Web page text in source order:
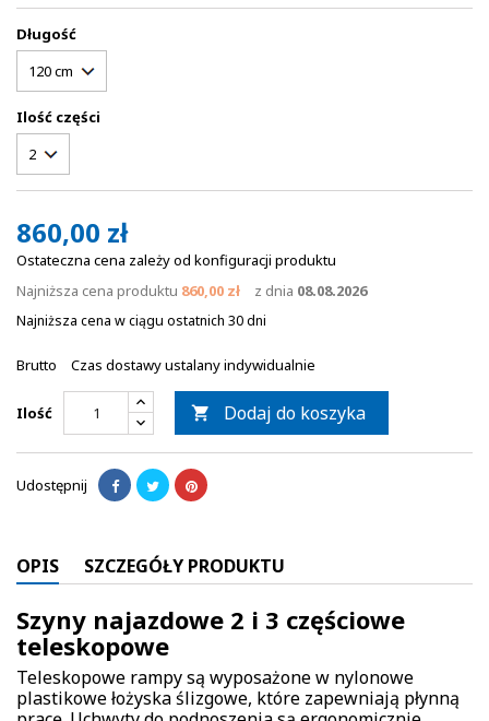
Długość
Ilość części
860,00 zł
Ostateczna cena zależy od konfiguracji produktu
Najniższa cena produktu 860,00 zł z dnia 08.08.2026
Najniższa cena w ciągu ostatnich 30 dni
Brutto Czas dostawy ustalany indywidualnie
Ilość  Dodaj do koszyka
Udostępnij
OPIS SZCZEGÓŁY PRODUKTU
Szyny najazdowe 2 i 3 częściowe
teleskopowe
Teleskopowe rampy są wyposażone w nylonowe
plastikowe łożyska ślizgowe, które zapewniają płynną